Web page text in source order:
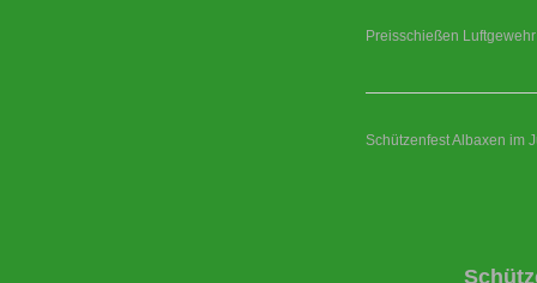
Preisschießen
Schützenfest Albaxen im